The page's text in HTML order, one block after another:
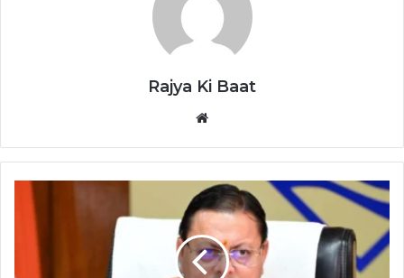
Rajya Ki Baat